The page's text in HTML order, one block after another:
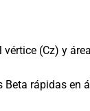
(Cz) y
Beta rápidas en